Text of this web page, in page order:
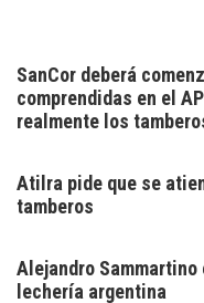
SanCor deberá
comprendidas en el
realmente los
Atilra pide que se
tamberos
Alejandro
lechería argentina